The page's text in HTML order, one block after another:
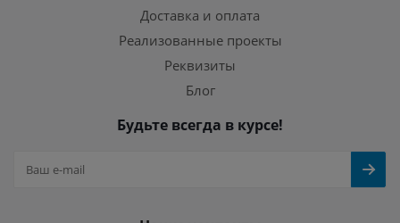
Доставка и оплата
Реализованные проекты
Реквизиты
Блог
Будьте всегда в курсе!